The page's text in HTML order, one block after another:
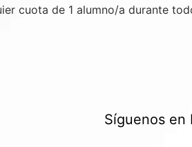
cuota de 1 alumno/a durante
Síguenos en